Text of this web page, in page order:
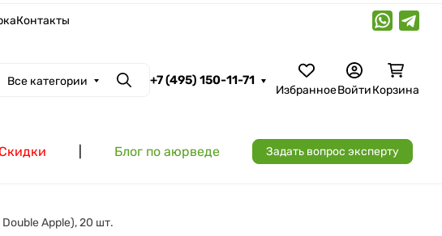
Контакты
Все категории Поиск
+7 (495) 150-11-71
ИзбранноеВойтиКорзина
Блог по аюрведе Задать вопрос эксперту
Apple), 20 шт.